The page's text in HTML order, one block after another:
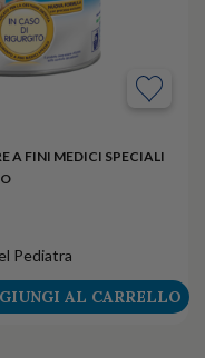
A FINI MEDICI SPECIALI
Pediatra
AL CARRELLO